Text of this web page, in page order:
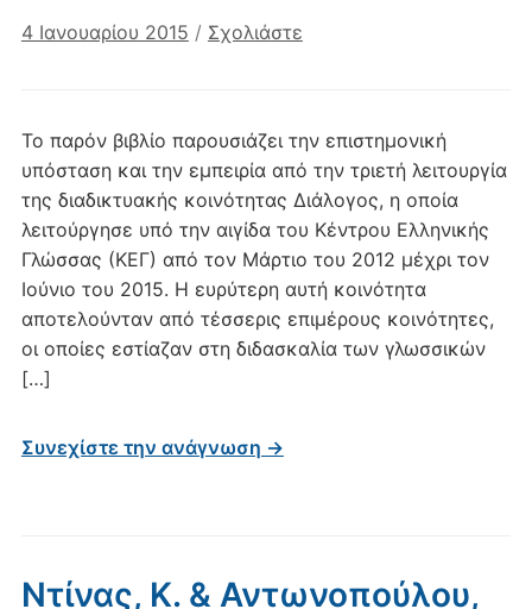
4 Ιανουαρίου 2015 / Σχολιάστε
Το παρόν βιβλίο παρουσιάζει την επιστημονική
υπόσταση και την εμπειρία από την τριετή λειτουργία
της διαδικτυακής κοινότητας Διάλογος, η οποία
λειτούργησε υπό την αιγίδα του Κέντρου Ελληνικής
Γλώσσας (ΚΕΓ) από τον Μάρτιο του 2012 μέχρι τον
Ιούνιο του 2015. Η ευρύτερη αυτή κοινότητα
αποτελούνταν από τέσσερις επιμέρους κοινότητες,
οι οποίες εστίαζαν στη διδασκαλία των γλωσσικών
[…]
Συνεχίστε την ανάγνωση →
Ντίνας, Κ. & Αντωνοπούλου,